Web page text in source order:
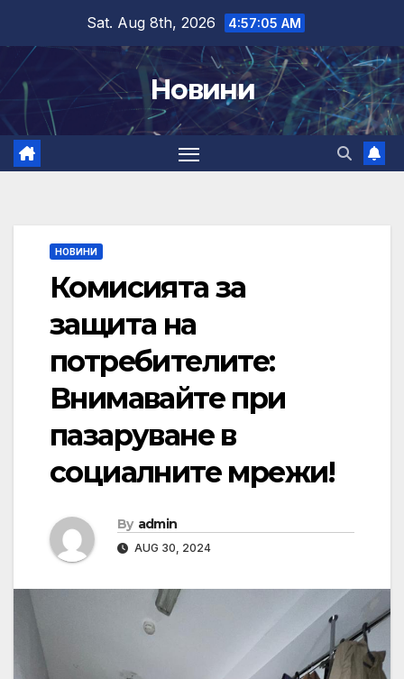
content
Sat. Aug 8th, 2026 4:57:06 AM
Новини
НОВИНИ
Комисията за
защита на
потребителите:
Внимавайте при
пазаруване в
социалните мрежи!
By admin
AUG 30, 2024